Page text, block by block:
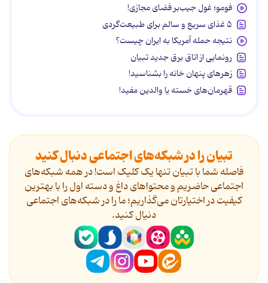
فومو؛ غول جیب‌بر فضای مجازی!
۵ غذای سریع و سالم برای طبیعت‌گردی
نتیجه حمله آمریکا به ایران چیست؟
رونمایی از اتاق برق جدید تبیان
زهرهای پنهان خانه را بشناسید!
قهرمان‌های خسته یا والدین مفید!
تبیان را در شبکه‌های اجتماعی دنبال کنید
فاصله شما با تبیان تنها یک کلیک است! در همه شبکه‌های
اجتماعی حاضریم و محتواهای داغ و دسته اول را با بهترین
کیفیت در اختیارتان می‌گذاریم؛ ما را در شبکه‌های اجتماعی
دنیال کنید.